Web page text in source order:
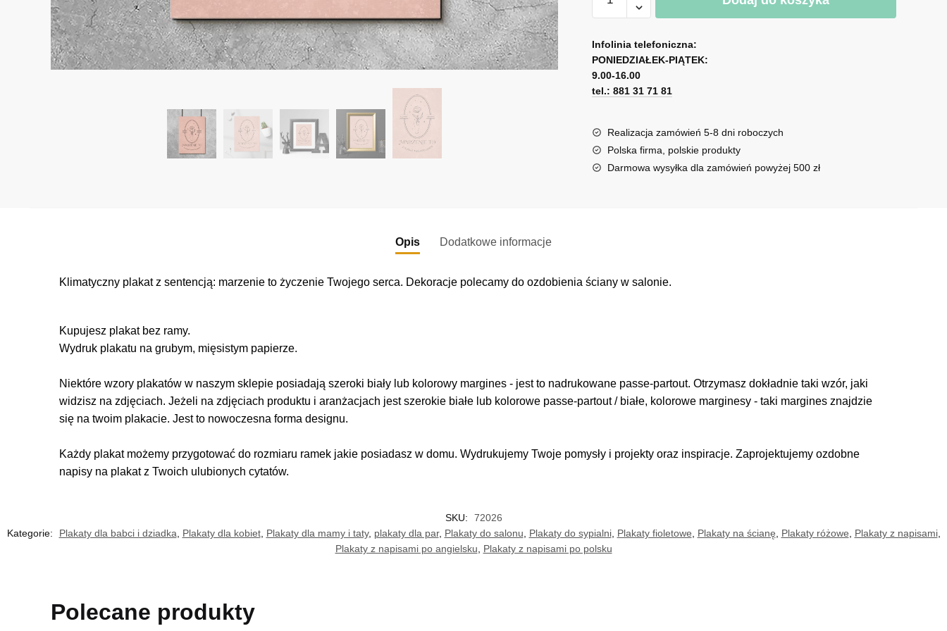
Plakat
maksymą
o
marzeniach
l
t
e
r
a
t
i
Infolinia telefoniczna:
PONIEDZIAŁEK-PIĄTEK:
9.00-16.00
tel.: 881 31 71 81
Realizacja zamówień 5-8 dni roboczych
Polska firma, polskie produkty
Darmowa wysyłka dla zamówień powyżej 500 zł
Opis Dodatkowe informacje
Klimatyczny plakat z sentencją: marzenie to życzenie Twojego serca. Dekoracje polecamy do ozdobienia ściany w salonie.
Kupujesz plakat bez ramy.
Wydruk plakatu na grubym, mięsistym papierze.
Niektóre wzory plakatów w naszym sklepie posiadają szeroki biały lub kolorowy margines - jest to nadrukowane passe-partout. Otrzymasz dokładnie taki wzór, jaki
widzisz na zdjęciach. Jeżeli na zdjęciach produktu i aranżacjach jest szerokie białe lub kolorowe passe-partout / białe, kolorowe marginesy - taki margines znajdzie
się na twoim plakacie. Jest to nowoczesna forma designu.
Każdy plakat możemy przygotować do rozmiaru ramek jakie posiadasz w domu. Wydrukujemy Twoje pomysły i projekty oraz inspiracje. Zaprojektujemy ozdobne
napisy na plakat z Twoich ulubionych cytatów.
SKU:
72026
Kategorie:
Plakaty dla babci i dziadka, Plakaty dla kobiet, Plakaty dla mamy i taty, plakaty dla par, Plakaty do salonu, Plakaty do sypialni, Plakaty fioletowe, Plakaty na ścianę, Plakaty różowe, Plakaty z napisami,
Plakaty z napisami po angielsku, Plakaty z napisami po polsku
Polecane produkty